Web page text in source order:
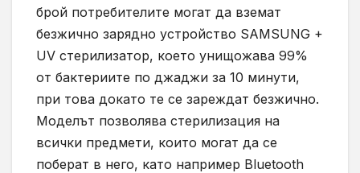
брой потребителите могат да вземат
безжично зарядно устройство SAMSUNG +
UV стерилизатор, което унищожава 99%
от бактериите по джаджи за 10 минути,
при това докато те се зареждат безжично.
Моделът позволява стерилизация на
всички предмети, които могат да се
поберат в него, като например Bluetooth